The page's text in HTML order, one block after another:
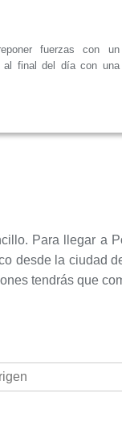
fuerzas con un
al final del día con una
Para llegar a
desde la ciudad
tendrás que